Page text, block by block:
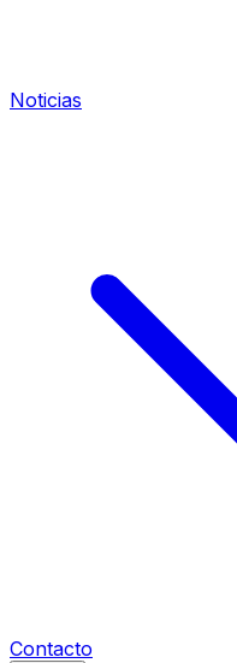
Noticias
Contacto